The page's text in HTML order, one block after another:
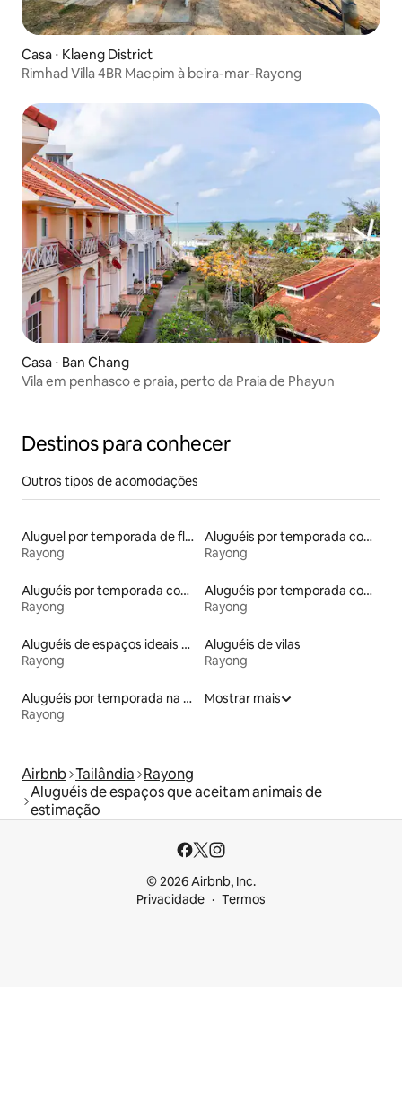
Casa ⋅ Klaeng District
Rimhad Villa 4BR Maepim à beira-mar-Rayong
Casa ⋅ Ban Chang
Vila em penhasco e praia, perto da Praia de Phayun
Destinos para conhecer
Outros tipos de acomodações
Aluguel por temporada de flats
Rayong
Aluguéis por temporada com acesso à praia
Rayong
Aluguéis por temporada com sauna
Rayong
Aluguéis por temporada com acesso ao lago
Rayong
Aluguéis de espaços ideais para famílias
Rayong
Aluguéis de vilas
Rayong
Aluguéis por temporada na orla
Rayong
Mostrar mais
Airbnb Tailândia Rayong
Aluguéis de espaços que aceitam animais de
estimação
© 2026 Airbnb, Inc.
Privacidade
Termos